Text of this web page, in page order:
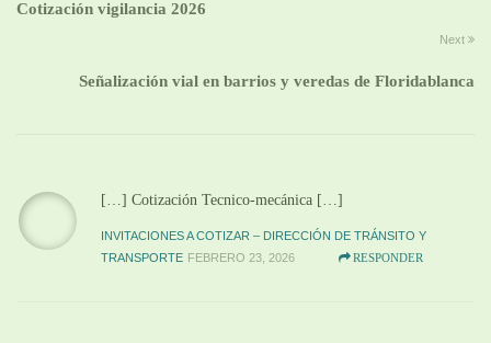
Cotización vigilancia 2026
Next
Señalización vial en barrios y veredas de Floridablanca
[…] Cotización Tecnico-mecánica […]
INVITACIONES A COTIZAR – DIRECCIÓN DE TRÁNSITO Y
TRANSPORTE FEBRERO 23, 2026 RESPONDER